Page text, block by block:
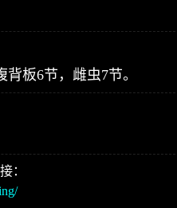
板6节，雌虫7节。
：